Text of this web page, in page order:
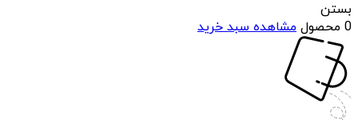
بستن
0 محصول
مشاهده سبد خرید